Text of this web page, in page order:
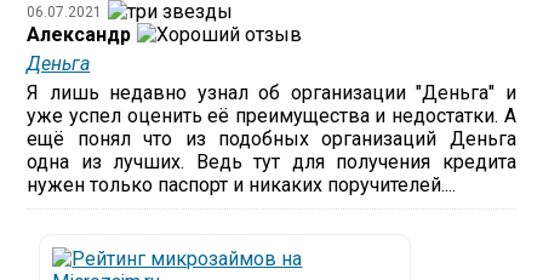
06.07.2021
Александр
Деньга
Я лишь недавно узнал об организации "Деньга" и
уже успел оценить её преимущества и недостатки. А
ещё понял что из подобных организаций Деньга
одна из лучших. Ведь тут для получения кредита
нужен только паспорт и никаких поручителей....